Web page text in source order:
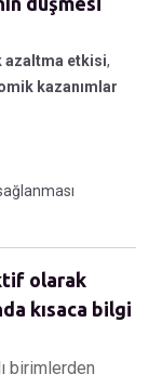
azaltma etkisi,
kazanımlar
olarak
kısaca bilgi
birimlerden